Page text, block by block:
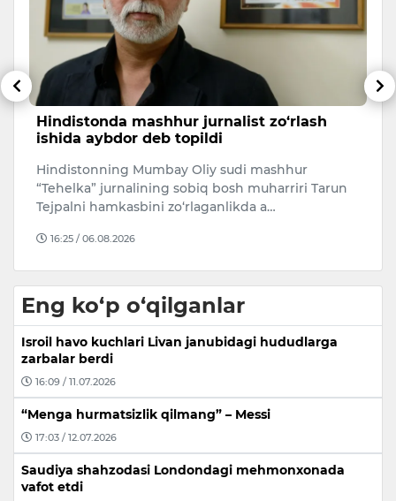
Hindistonda mashhur jurnalist zo‘rlash
ishida aybdor deb topildi
Hindistonning Mumbay Oliy sudi mashhur
“Tehelka” jurnalining sobiq bosh muharriri Tarun
Tejpalni hamkasbini zo‘rlaganlikda a…
16:25 / 06.08.2026
Eng ko‘p o‘qilganlar
Isroil havo kuchlari Livan janubidagi hududlarga
zarbalar berdi
16:09 / 11.07.2026
“Menga hurmatsizlik qilmang” – Messi
17:03 / 12.07.2026
Saudiya shahzodasi Londondagi mehmonxonada
vafot etdi